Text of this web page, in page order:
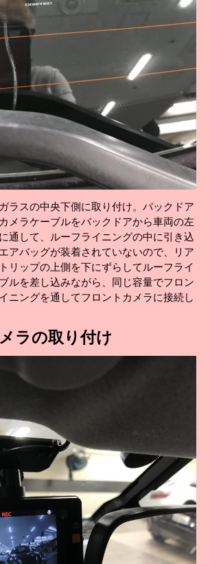
ラスの中央下側に取り付け。バックドア
メラケーブルをバックドアから車両の左
通して、ルーフライニングの中に引き込
アバッグが装着されていないので、リア
リップの上側を下にずらしてルーフライ
ルを差し込みながら、同じ容量でフロン
ニングを通してフロントカメラに接続し
ラの取り付け